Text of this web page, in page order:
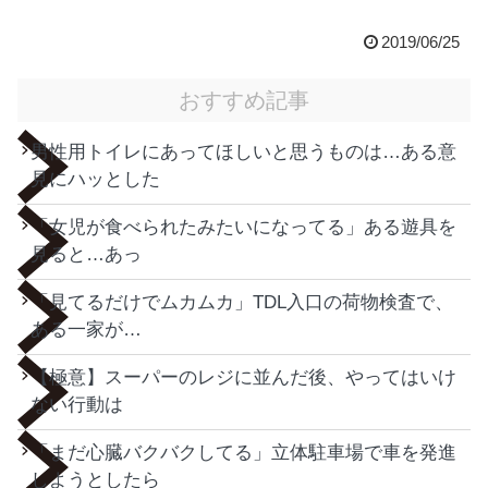
2019/06/25
おすすめ記事
男性用トイレにあってほしいと思うものは…ある意
見にハッとした
「女児が食べられたみたいになってる」ある遊具を
見ると…あっ
「見てるだけでムカムカ」TDL入口の荷物検査で、
ある一家が…
【極意】スーパーのレジに並んだ後、やってはいけ
ない行動は
「まだ心臓バクバクしてる」立体駐車場で車を発進
しようとしたら